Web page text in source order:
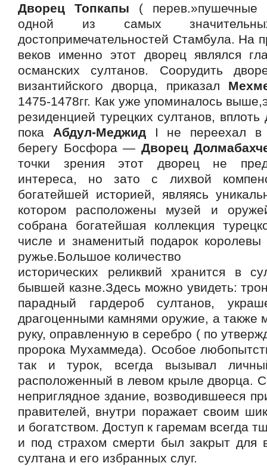
Дворец Топкапы ( перев.»пушечные
одной из самых
достопримечательностей Стамбула. На
веков именно этот дворец являлся
османских султанов. Соорудить
византийского дворца, приказал
1475-1478гг. Как уже упоминалось
резиденцией турецких султанов,
пока Абдул-МеджидI не переехал в
берегу Босфора — Дворец
точки зрения этот дворец не
интереса, но зато с лихвой
богатейшей историей, являясь
котором расположены музей и
собрана богатейшая коллекция
числе и знаменитый подарок
ружье.Большое количество
исторических реликвий хранится в
бывшей казне.Здесь можно увидеть:
парадный гардероб султанов,
драгоценными камнями оружие, а также
руку, оправленную в серебро ( по
пророка Мухаммеда). Особое
так и турок, всегда вызывал
расположенный в левом крыле дворца.
неприглядное здание, возводившееся
правителей, внутри поражает своим
и богатством. Доступ к гаремам всегда
и под страхом смерти был закрыт для
султана и его избранных слуг.